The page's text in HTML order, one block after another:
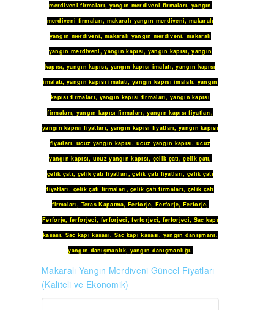
merdiveni firmaları, yangın merdiveni firmaları, yangın
merdiveni firmaları, makaralı yangın merdiveni,makaralı
yangın merdiveni, makaralı yangın merdiveni,makaralı
yangın merdiveni,yangın kapısı, yangın kapısı,yangın
kapısı,yangın kapısı, yangın kapısı imalatı,yangın kapısı
imalatı,yangın kapısı imalatı, yangın kapısı imalatı, yangın
kapısı firmaları, yangın kapısı firmaları,yangın kapısı
firmaları, yangın kapısı firmaları,yangın kapısı fiyatları,
yangın kapısı fiyatları, yangın kapısı fiyatları,yangın kapısı
fiyatları,ucuz yangın kapısı,ucuz yangın kapısı,ucuz
yangın kapısı, ucuz yangın kapısı, çelik çatı,çelik çatı,
çelik çatı, çelik çatı fiyatları,çelik çatı fiyatları, çelik çatı
fiyatları, çelik çatı firmaları,çelik çatı firmaları, çelik çatı
firmaları, Teras Kapatma,Ferforje,Ferforje,Ferforje,
Ferforje,ferforjeci, ferforjeci,ferforjeci, ferforjeci, Sac kapı
kasası, Sac kapı kasası, Sac kapı kasası, yangın danışmanı,
yangın danışmanlık, yangın danışmanlığı.
Makaralı Yangın Merdiveni Güncel Fiyatları
(Kaliteli ve Ekonomik)